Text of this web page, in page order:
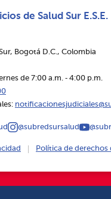
de Salud Sur E.S.E.
Bogotá D.C., Colombia
de 7:00 a.m. ‑ 4:00 p.m.
@subredsursalud
Política de derechos